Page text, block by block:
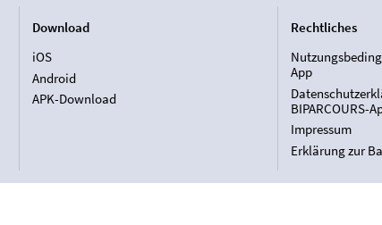
Download
iOS
Android
APK-Download
Rechtliches
App
BIPARCOURS-
Impressum
Erklärung zur